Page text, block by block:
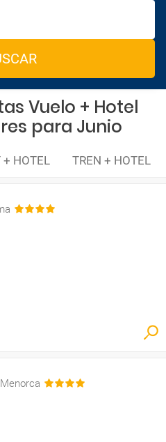
Vuelo + Hotel
para Junio
+ HOTEL TREN + HOTEL